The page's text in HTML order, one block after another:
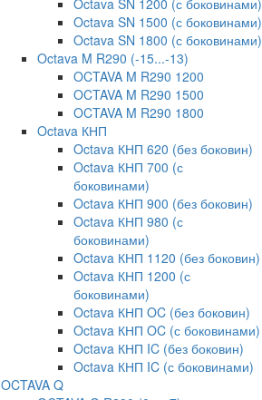
Octava SN 1200 (с боковинами)
Octava SN 1500 (с боковинами)
Octava SN 1800 (с боковинами)
Octava M R290 (-15...-13)
OCTAVA M R290 1200
OCTAVA M R290 1500
OCTAVA M R290 1800
Octava КНП
Octava КНП 620 (без боковин)
Octava КНП 700 (с
боковинами)
Octava КНП 900 (без боковин)
Octava КНП 980 (с
боковинами)
Octava КНП 1120 (без боковин)
Octava КНП 1200 (с
боковинами)
Octava КНП OC (без боковин)
Octava КНП OC (с боковинами)
Octava КНП IC (без боковин)
Octava КНП IC (с боковинами)
OCTAVA Q